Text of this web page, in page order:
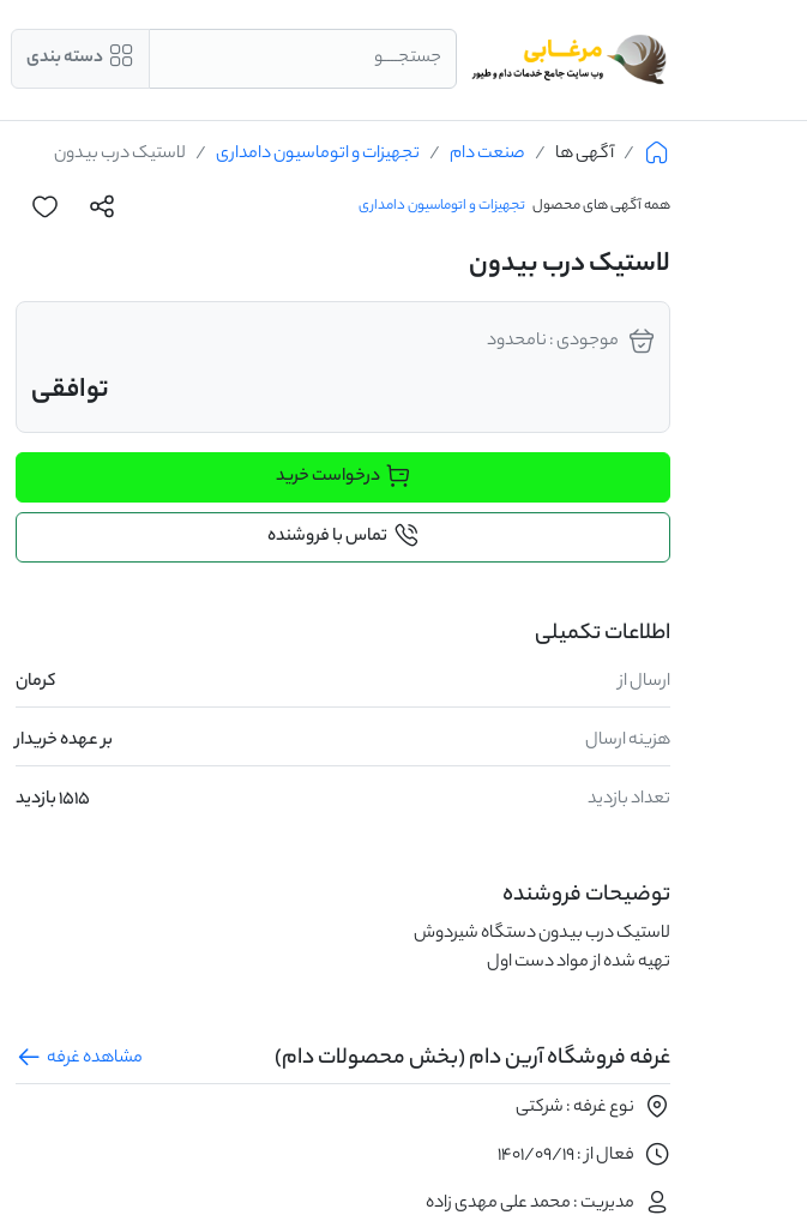
جستجــــو دسته بندی
آگهی ها صنعت دام تجهیزات و اتوماسیون دامداری لاستیک درب بیدون
همه آگهی های محصول تجهیزات و اتوماسیون دامداری
لاستیک درب بیدون
موجودی : نامحدود
توافقی
درخواست خرید
تماس با فروشنده
اطلاعات تکمیلی
ارسال از کرمان
هزینه ارسال بر عهده خریدار
تعداد بازدید 1515 بازدید
توضیحات فروشنده
تهیه شده از مواد دست اول
غرفه فروشگاه آرین دام (بخش محصولات دام)
مشاهده غرفه
نوع غرفه : شرکتی
فعال از : 1401/09/19
مدیریت : محمد علی مهدی زاده